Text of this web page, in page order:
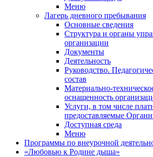
Меню
Лагерь дневного пребывания
Основные сведения
Структура и органы
организации
Документы
Деятельность
Руководство.
состав
Материально-
оснащенность
Услуги, в том числе
предоставляемые
Доступная среда
Меню
Программы по внеурочной
«Любовью к Родине дыша»